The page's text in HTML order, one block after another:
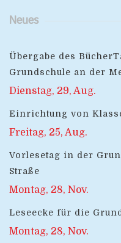
Neues
Übergabe des
Grundschule an der
Dienstag, 29, Aug.
Einrichtung von
Freitag, 25, Aug.
Vorlesetag in der
Straße
Montag, 28, Nov.
Leseecke für die
Montag, 28, Nov.